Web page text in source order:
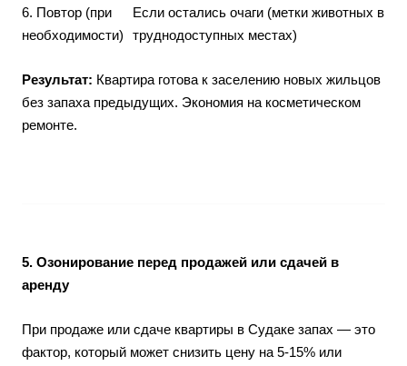
6. Повтор (при
необходимости)
Если остались очаги (метки животных в
труднодоступных местах)
Результат: Квартира готова к заселению новых жильцов
без запаха предыдущих. Экономия на косметическом
ремонте.
5. Озонирование перед продажей или сдачей в
аренду
При продаже или сдаче квартиры в Судаке запах — это
фактор, который может снизить цену на 5-15% или